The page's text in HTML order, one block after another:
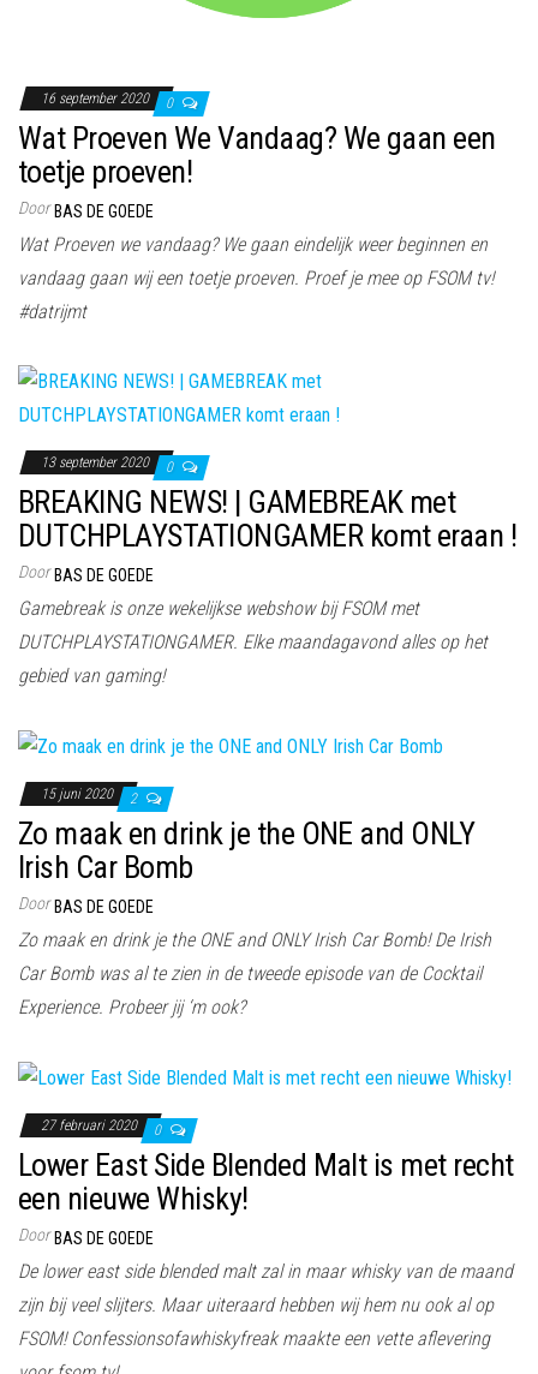
16 september 2020 0
Wat Proeven We Vandaag? We gaan een
toetje proeven!
Door BAS DE GOEDE
Wat Proeven we vandaag? We gaan eindelijk weer beginnen en
vandaag gaan wij een toetje proeven. Proef je mee op FSOM tv!
#datrijmt
13 september 2020 0
BREAKING NEWS! | GAMEBREAK met
DUTCHPLAYSTATIONGAMER komt eraan !
Door BAS DE GOEDE
Gamebreak is onze wekelijkse webshow bij FSOM met
DUTCHPLAYSTATIONGAMER. Elke maandagavond alles op het
gebied van gaming!
15 juni 2020 2
Zo maak en drink je the ONE and ONLY
Irish Car Bomb
Door BAS DE GOEDE
Zo maak en drink je the ONE and ONLY Irish Car Bomb! De Irish
Car Bomb was al te zien in de tweede episode van de Cocktail
Experience. Probeer jij ‘m ook?
27 februari 2020 0
Lower East Side Blended Malt is met recht
een nieuwe Whisky!
Door BAS DE GOEDE
De lower east side blended malt zal in maar whisky van de maand
zijn bij veel slijters. Maar uiteraard hebben wij hem nu ook al op
FSOM! Confessionsofawhiskyfreak maakte een vette aflevering